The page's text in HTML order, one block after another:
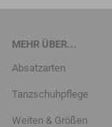
MEHR ÜBER...
Absatzarten
Tanzschuhpflege
Weiten & Größen